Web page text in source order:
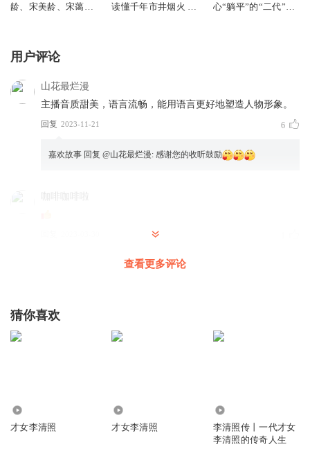
龄、宋美龄、宋蔼龄
读懂千年市井烟火 |
心“躺平”的“二代”的
用户评论
山花最烂漫
主播音质甜美，语言流畅，能用语言更好地塑造人物形象。
回复 2023-11-21 6
嘉欢故事 回复 @山花最烂漫: 感谢您的收听鼓励
咖啡咖啡啦
查看更多评论
猜你喜欢
才女李清照 才女李清照
李清照传丨一代才女
李清照的传奇人生